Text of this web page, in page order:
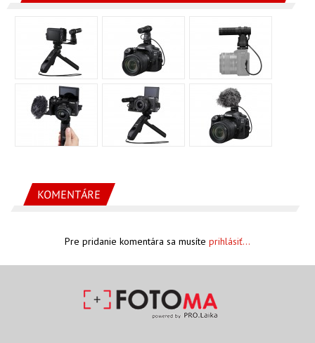
KOMENTÁRE
Pre pridanie komentára sa musíte prihlásiť...